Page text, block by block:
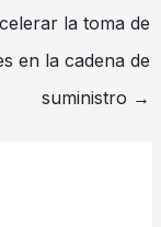
la toma de
en la cadena de
suministro →